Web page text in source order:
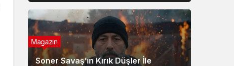
Soner Savaş’ın Kırık Düşler İle
Magazin